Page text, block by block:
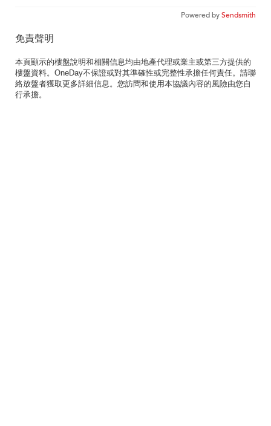
Powered bySendsmith
免責聲明
本頁顯示的樓盤說明和相關信息均由地產代理或業主或第三方提供的
樓盤資料。OneDay不保證或對其準確性或完整性承擔任何責任。請聯
絡放盤者獲取更多詳細信息。您訪問和使用本協議內容的風險由您自
行承擔。